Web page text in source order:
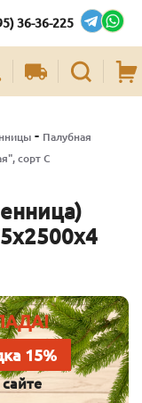
36-36-225
- Палубная
сорт С
15%